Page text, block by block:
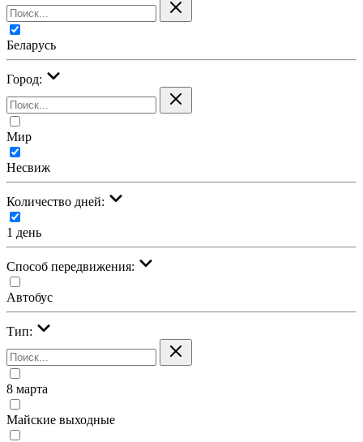
Беларусь
Город:
Мир
Несвиж
Количество дней:
1 день
Cпособ передвижения:
Автобус
Тип:
8 марта
Майские выходные